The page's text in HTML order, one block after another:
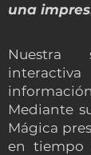
una
Nuestra
Mediante
Mágica
en tiempo